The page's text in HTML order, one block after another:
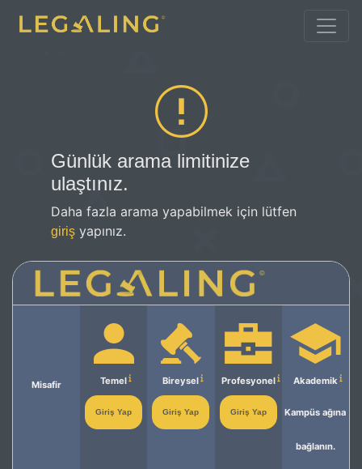
Günlük arama limitinize
ulaştınız.
Daha fazla arama yapabilmek için lütfen
giriş yapınız.
Misafir Temel
Giriş Yap
Bireysel
Giriş Yap
Profesyonel
Giriş Yap
Akademik
Kampüs ağına
bağlanın.